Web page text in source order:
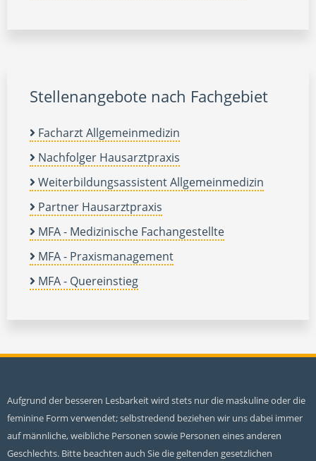
Stellenangebote nach Fachgebiet
Facharzt Allgemeinmedizin
Nachfolger Hausarztpraxis
Weiterbildungsassistent Allgemeinmedizin
Partner Hausarztpraxis
MFA - Medizinische Fachangestellte
MFA - Praxismanagement
MFA - Quereinstieg
Aufgrund der besseren Lesbarkeit wird stets nur die maskuline oder die
feminine Form verwendet; selbstredend beziehen wir uns dabei immer
auf männliche, weibliche Personen sowie Personen eines anderen
Geschlechts. Bitte beachten auch Sie die geltenden gesetzlichen